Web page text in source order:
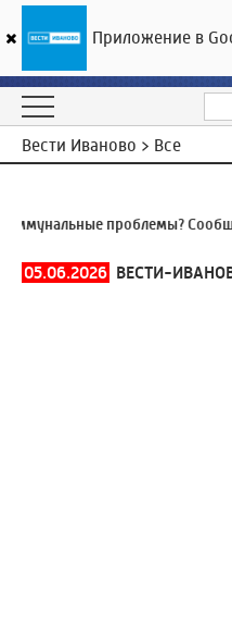
Вести Иваново > Все
проблемы?
05.06.2026 ВЕСТИ-
Приложение в